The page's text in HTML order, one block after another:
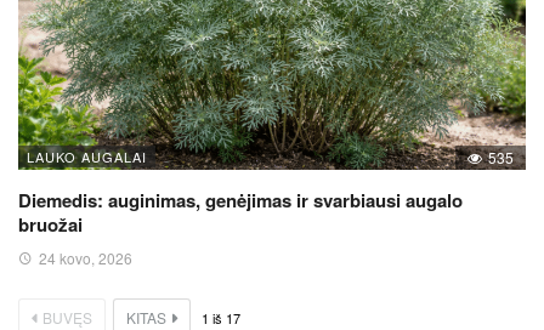
LAUKO AUGALAI 535
Diemedis: auginimas, genėjimas ir svarbiausi augalo
bruožai
24 kovo, 2026
BUVĘS KITAS 1 iš 17